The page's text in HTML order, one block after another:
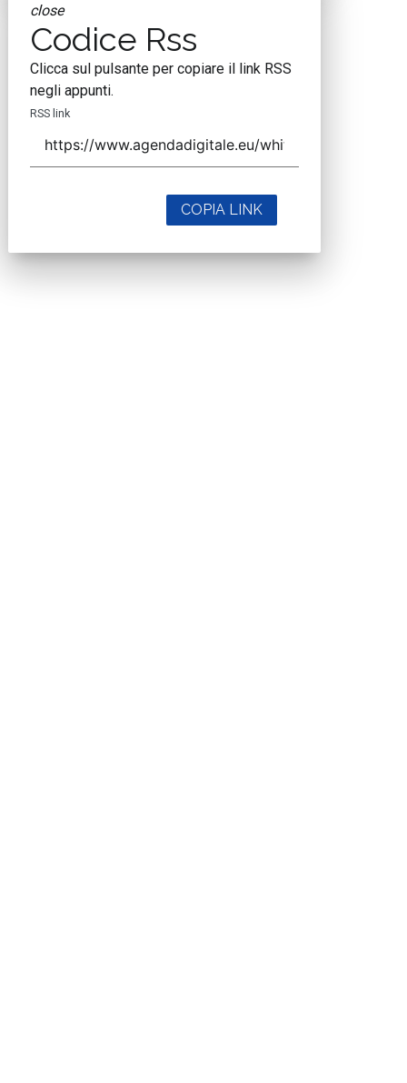
close
Codice Rss
Clicca sul pulsante per copiare il link RSS
negli appunti.
RSS link
COPIA LINK